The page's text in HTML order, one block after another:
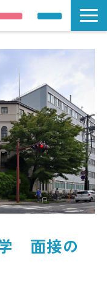
し込み 資料請求
面接の